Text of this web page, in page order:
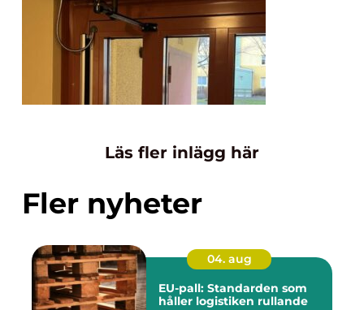
Läs fler inlägg här
Fler nyheter
04. aug
EU-pall: Standarden som
håller logistiken rullande